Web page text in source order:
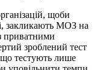
щоби
закликають МОЗ на
приватними
зроблений тест
тестують лише